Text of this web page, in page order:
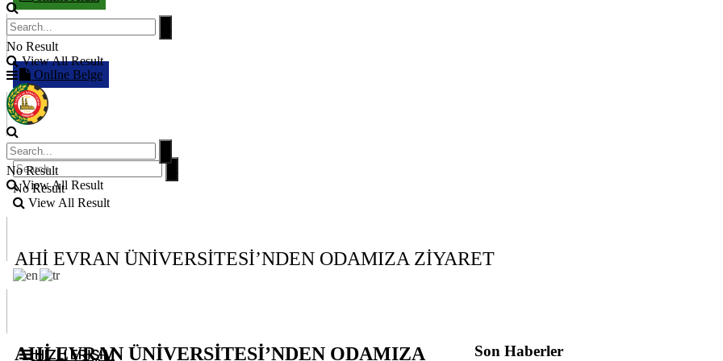
OnlIne Belge
No Result
View All Result
HIZLI ERİŞİM
No Result
View All Result
No Result
View All Result
AHİ EVRAN ÜNİVERSİTESİ’NDEN ODAMIZA ZİYARET
AHİ EVRAN ÜNİVERSİTESİ’NDEN ODAMIZA
Son Haberler